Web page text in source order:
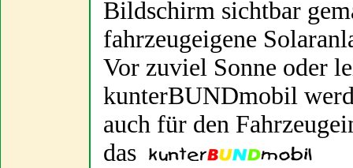
Bildschirm sichtbar
fahrzeugeigene
Vor zuviel Sonne oder
kunterBUNDmobil
auch für den
das